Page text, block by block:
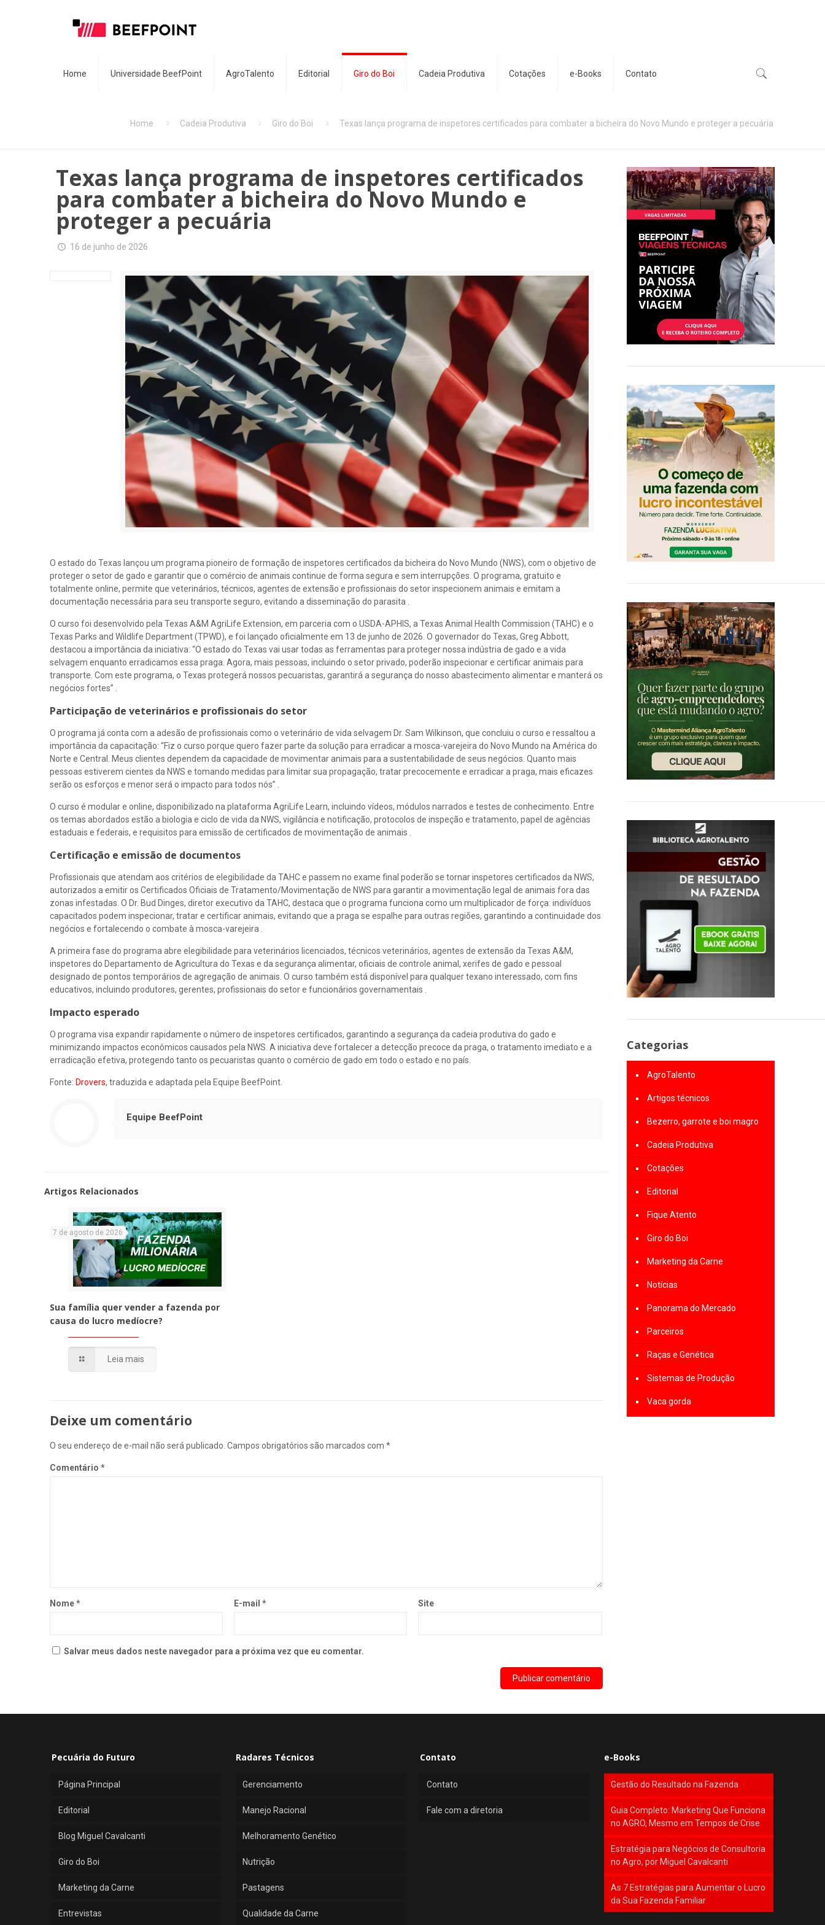
Home Universidade BeefPoint AgroTalento Editorial Giro do Boi Cadeia Produtiva Cotações e-Books Contato
Home Cadeia Produtiva Giro do Boi Texas lança programa de inspetores certificados para combater a bicheira do Novo Mundo e proteger a pecuária
Texas lança programa de inspetores certificados
para combater a bicheira do Novo Mundo e
proteger a pecuária
16 de junho de 2026
O estado do Texas lançou um programa pioneiro de formação de inspetores certificados da bicheira do Novo Mundo (NWS), com o objetivo de
proteger o setor de gado e garantir que o comércio de animais continue de forma segura e sem interrupções. O programa, gratuito e
totalmente online, permite que veterinários, técnicos, agentes de extensão e profissionais do setor inspecionem animais e emitam a
documentação necessária para seu transporte seguro, evitando a disseminação do parasita .
O curso foi desenvolvido pela Texas A&M AgriLife Extension, em parceria com o USDA-APHIS, a Texas Animal Health Commission (TAHC) e o
Texas Parks and Wildlife Department (TPWD), e foi lançado oficialmente em 13 de junho de 2026. O governador do Texas, Greg Abbott,
destacou a importância da iniciativa: “O estado do Texas vai usar todas as ferramentas para proteger nossa indústria de gado e a vida
selvagem enquanto erradicamos essa praga. Agora, mais pessoas, incluindo o setor privado, poderão inspecionar e certificar animais para
transporte. Com este programa, o Texas protegerá nossos pecuaristas, garantirá a segurança do nosso abastecimento alimentar e manterá os
negócios fortes” .
Participação de veterinários e profissionais do setor
O programa já conta com a adesão de profissionais como o veterinário de vida selvagem Dr. Sam Wilkinson, que concluiu o curso e ressaltou a
importância da capacitação: “Fiz o curso porque quero fazer parte da solução para erradicar a mosca-varejeira do Novo Mundo na América do
Norte e Central. Meus clientes dependem da capacidade de movimentar animais para a sustentabilidade de seus negócios. Quanto mais
pessoas estiverem cientes da NWS e tomando medidas para limitar sua propagação, tratar precocemente e erradicar a praga, mais eficazes
serão os esforços e menor será o impacto para todos nós” .
O curso é modular e online, disponibilizado na plataforma AgriLife Learn, incluindo vídeos, módulos narrados e testes de conhecimento. Entre
os temas abordados estão a biologia e ciclo de vida da NWS, vigilância e notificação, protocolos de inspeção e tratamento, papel de agências
estaduais e federais, e requisitos para emissão de certificados de movimentação de animais .
Certificação e emissão de documentos
Profissionais que atendam aos critérios de elegibilidade da TAHC e passem no exame final poderão se tornar inspetores certificados da NWS,
autorizados a emitir os Certificados Oficiais de Tratamento/Movimentação de NWS para garantir a movimentação legal de animais fora das
zonas infestadas. O Dr. Bud Dinges, diretor executivo da TAHC, destaca que o programa funciona como um multiplicador de força: indivíduos
capacitados podem inspecionar, tratar e certificar animais, evitando que a praga se espalhe para outras regiões, garantindo a continuidade dos
negócios e fortalecendo o combate à mosca-varejeira .
A primeira fase do programa abre elegibilidade para veterinários licenciados, técnicos veterinários, agentes de extensão da Texas A&M,
inspetores do Departamento de Agricultura do Texas e da segurança alimentar, oficiais de controle animal, xerifes de gado e pessoal
designado de pontos temporários de agregação de animais. O curso também está disponível para qualquer texano interessado, com fins
educativos, incluindo produtores, gerentes, profissionais do setor e funcionários governamentais .
Impacto esperado
O programa visa expandir rapidamente o número de inspetores certificados, garantindo a segurança da cadeia produtiva do gado e
minimizando impactos econômicos causados pela NWS. A iniciativa deve fortalecer a detecção precoce da praga, o tratamento imediato e a
erradicação efetiva, protegendo tanto os pecuaristas quanto o comércio de gado em todo o estado e no país.
Fonte: Drovers, traduzida e adaptada pela Equipe BeefPoint.
Equipe BeefPoint
Artigos Relacionados
7 de agosto de 2026
Sua família quer vender a fazenda por
causa do lucro medíocre?
Leia mais
Deixe um comentário
O seu endereço de e-mail não será publicado. Campos obrigatórios são marcados com*
Comentário*
Nome* E-mail* Site
Salvar meus dados neste navegador para a próxima vez que eu comentar.
Categorias
AgroTalento
Artigos técnicos
Bezerro, garrote e boi magro
Cadeia Produtiva
Cotações
Editorial
Fique Atento
Giro do Boi
Marketing da Carne
Notícias
Panorama do Mercado
Parceiros
Raças e Genética
Sistemas de Produção
Vaca gorda
Pecuária do Futuro
Página Principal
Editorial
Blog Miguel Cavalcanti
Giro do Boi
Marketing da Carne
Entrevistas
Radares Técnicos
Gerenciamento
Manejo Racional
Melhoramento Genético
Nutrição
Pastagens
Qualidade da Carne
Contato
Contato
Fale com a diretoria
e-Books
Gestão do Resultado na Fazenda
Guia Completo: Marketing Que Funciona
no AGRO, Mesmo em Tempos de Crise
Estratégia para Negócios de Consultoria
no Agro, por Miguel Cavalcanti
As 7 Estratégias para Aumentar o Lucro
da Sua Fazenda Familiar